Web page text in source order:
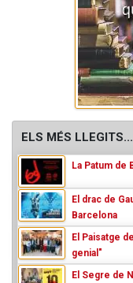
ELS MÉS LLEGITS...
La Patum de
El drac de
Barcelona
El Paisatge
genial"
El Segre de